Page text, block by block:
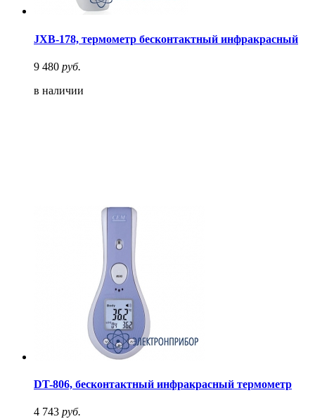
JXB-178, термометр бесконтактный инфракрасный
9 480 руб.
в наличии
DT-806, бесконтактный инфракрасный термометр
4 743 руб.